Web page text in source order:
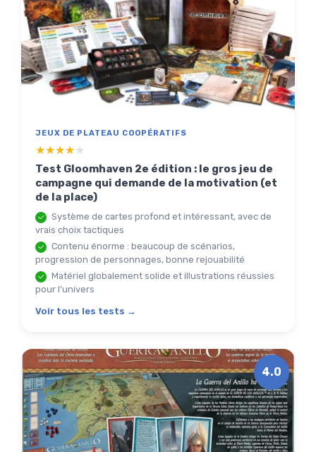
JEUX DE PLATEAU COOPÉRATIFS
★★★★★
★★★★★
Test Gloomhaven 2e édition : le gros jeu de
campagne qui demande de la motivation (et
de la place)
Système de cartes profond et intéressant, avec de
vrais choix tactiques
Contenu énorme : beaucoup de scénarios,
progression de personnages, bonne rejouabilité
Matériel globalement solide et illustrations réussies
pour l’univers
Voir tous les tests →
4.0